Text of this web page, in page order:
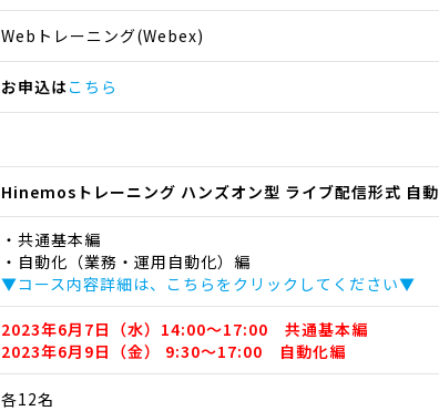
Webトレーニング(Webex)
お申込はこちら
Hinemosトレーニング ハンズオン型 ライブ配信形式 自
・共通基本編
・自動化（業務・運用自動化）編
▼コース内容詳細は、こちらをクリックしてください▼
2023年6月7日（水）14:00～17:00 共通基本編
2023年6月9日（金） 9:30～17:00 自動化編
各12名